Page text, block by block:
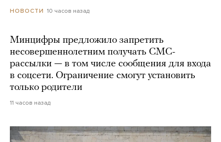
НОВОСТИ 10 часов назад
Минцифры предложило запретить
несовершеннолетним получать СМС-
рассылки — в том числе сообщения для входа
в соцсети. Ограничение смогут установить
только родители
11 часов назад